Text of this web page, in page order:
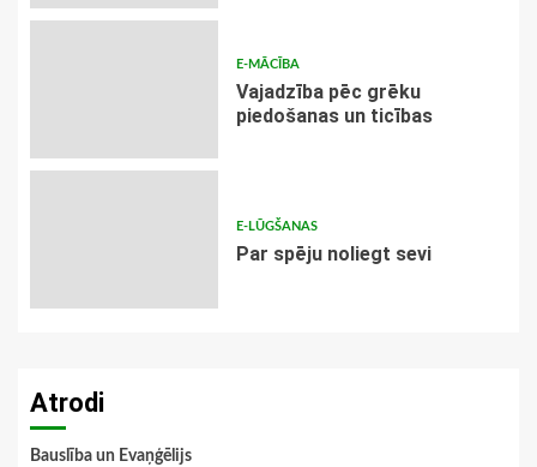
E-MĀCĪBA
Vajadzība pēc grēku
piedošanas un ticības
E-LŪGŠANAS
Par spēju noliegt sevi
Atrodi
Bauslība un Evaņģēlijs